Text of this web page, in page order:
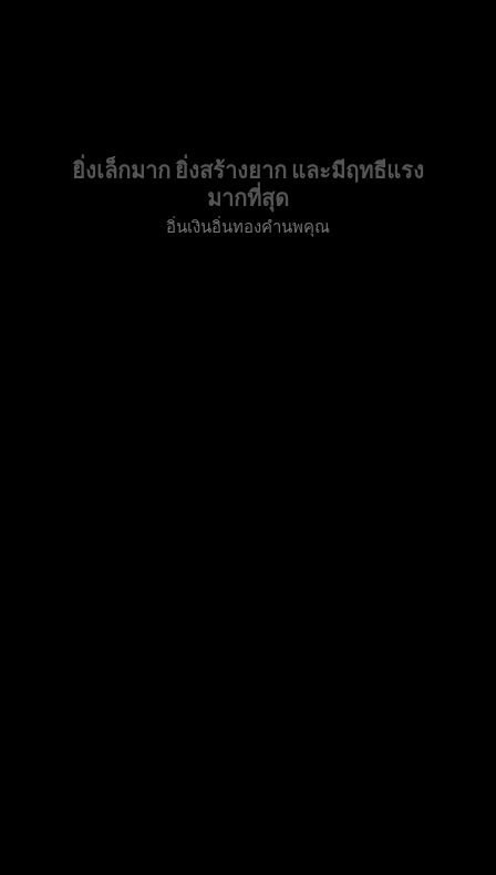
ยิ่งเล็กมาก ยิ่งสร้างยาก และมีฤทธีแรง
มากที่สุด
อิ่นเงินอิ่นทองคำนพคุณ